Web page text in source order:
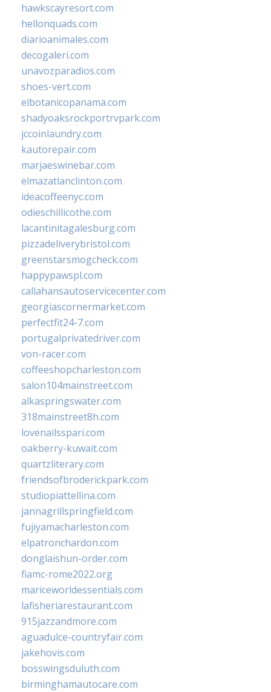
hawkscayresort.com
hellonquads.com
diarioanimales.com
decogaleri.com
unavozparadios.com
shoes-vert.com
elbotanicopanama.com
shadyoaksrockportrvpark.com
jccoinlaundry.com
kautorepair.com
marjaeswinebar.com
elmazatlanclinton.com
ideacoffeenyc.com
odieschillicothe.com
lacantinitagalesburg.com
pizzadeliverybristol.com
greenstarsmogcheck.com
happypawspl.com
callahansautoservicecenter.com
georgiascornermarket.com
perfectfit24-7.com
portugalprivatedriver.com
von-racer.com
coffeeshopcharleston.com
salon104mainstreet.com
alkaspringswater.com
318mainstreet8h.com
lovenailsspari.com
oakberry-kuwait.com
quartzliterary.com
friendsofbroderickpark.com
studiopiattellina.com
jannagrillspringfield.com
fujiyamacharleston.com
elpatronchardon.com
donglaishun-order.com
fiamc-rome2022.org
mariceworldessentials.com
lafisheriarestaurant.com
915jazzandmore.com
aguadulce-countryfair.com
jakehovis.com
bosswingsduluth.com
birminghamautocare.com